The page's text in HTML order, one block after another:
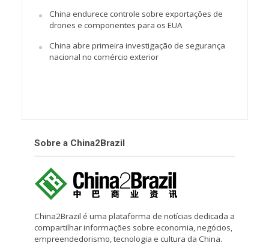
China endurece controle sobre exportações de
drones e componentes para os EUA
China abre primeira investigação de segurança
nacional no comércio exterior
Sobre a China2Brazil
China2Brazil é uma plataforma de notícias dedicada a
compartilhar informações sobre economia, negócios,
empreendedorismo, tecnologia e cultura da China.